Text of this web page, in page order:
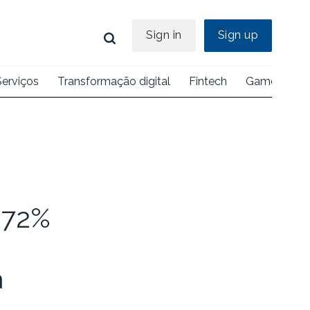
Sign in Sign up
Transformação digital Fintech Games